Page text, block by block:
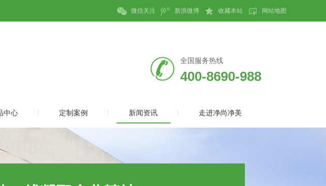
微信关注 新浪微博 收藏本站 网站地图
全国服务热线
400-8690-988
中心 定制案例 新闻资讯 走进净尚净美